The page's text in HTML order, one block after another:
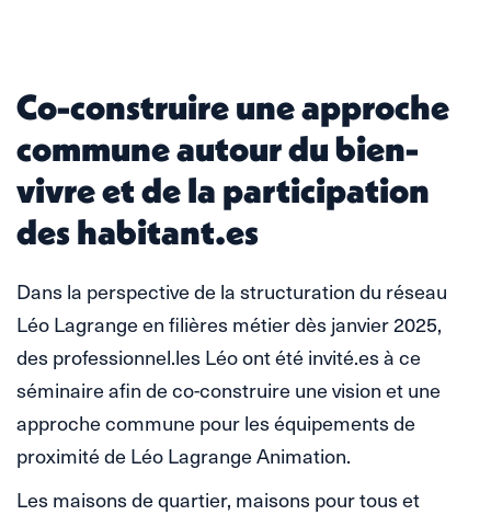
Co-construire une approche
commune autour du bien-
vivre et de la participation
des habitant.es
Dans la perspective de la structuration du réseau
Léo Lagrange en filières métier dès janvier 2025,
des professionnel.les Léo ont été invité.es à ce
séminaire afin de co-construire une vision et une
approche commune pour les équipements de
proximité de Léo Lagrange Animation.
Les maisons de quartier, maisons pour tous et